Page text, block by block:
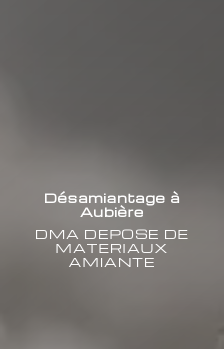
Désamiantage à
Aubière
DMA DEPOSE DE
MATERIAUX
AMIANTE